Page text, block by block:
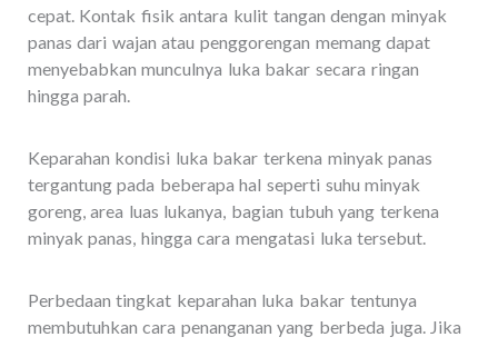
cepat. Kontak fisik antara kulit tangan dengan minyak
panas dari wajan atau penggorengan memang dapat
menyebabkan munculnya luka bakar secara ringan
hingga parah.
Keparahan kondisi luka bakar terkena minyak panas
tergantung pada beberapa hal seperti suhu minyak
goreng, area luas lukanya, bagian tubuh yang terkena
minyak panas, hingga cara mengatasi luka tersebut.
Perbedaan tingkat keparahan luka bakar tentunya
membutuhkan cara penanganan yang berbeda juga. Jika